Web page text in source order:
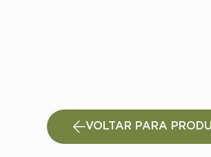
VOLTAR PARA